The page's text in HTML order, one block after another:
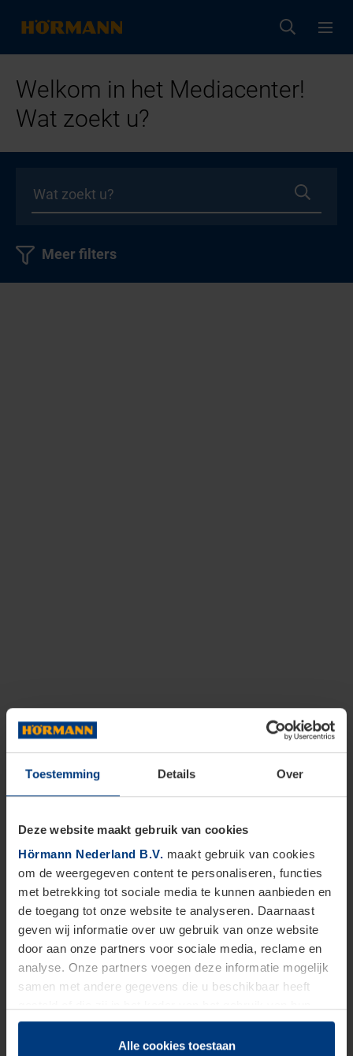
Toestemming Details Over
Deze website maakt gebruik van cookies
Hörmann Nederland B.V. maakt gebruik van cookies
om de weergegeven content te personaliseren, functies
met betrekking tot sociale media te kunnen aanbieden en
de toegang tot onze website te analyseren. Daarnaast
geven wij informatie over uw gebruik van onze website
door aan onze partners voor sociale media, reclame en
analyse. Onze partners voegen deze informatie mogelijk
samen met andere gegevens die u beschikbaar heeft
dienstverlening hebben verzameld.
Juridisch zijn wij gerechtigd om cookies op uw computer
Alle cookies toestaan
Welkom in het Mediacenter!
Wat zoekt u?
Meer filters